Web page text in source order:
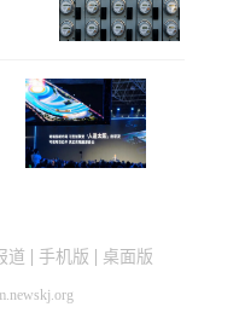
道 手机版 桌面版